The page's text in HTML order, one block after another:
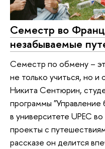
Семестр во
незабываемые
Семестр по обмену –
не только учиться, но и
Никита Сентюрин,
программы
в университете UPEC
проекты с
рассказе он делится